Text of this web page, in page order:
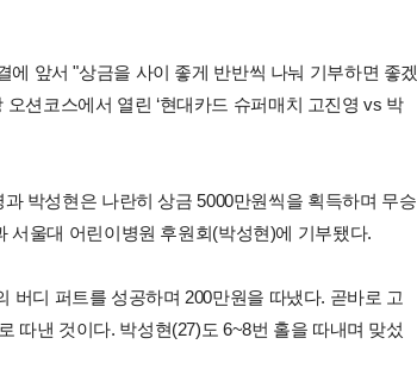
앞서 "상금을 사이 좋게 반반씩 나눠 기부하면 좋겠
션코스에서 열린 ‘현대카드 슈퍼매치 고진영 vs 박
박성현은 나란히 상금 5000만원씩을 획득하며 무승
서울대 어린이병원 후원회(박성현)에 기부됐다.
버디 퍼트를 성공하며 200만원을 따냈다. 곧바로 고
따낸 것이다. 박성현(27)도 6~8번 홀을 따내며 맞섰